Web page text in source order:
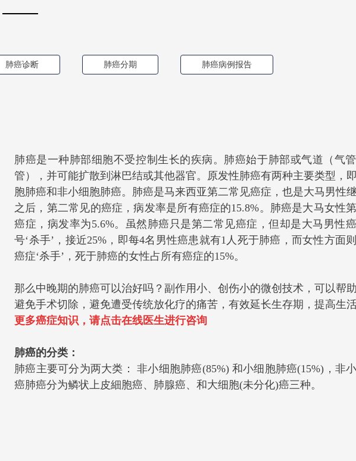
肺癌诊断 肺癌分期 肺癌病例报告
肺癌是一种肺部细胞不受控制生长的疾病。肺癌始于肺部或气道（气
管），并可能扩散到淋巴结或其他器官。原发性肺癌有两种主要类型，
胞肺癌和非小细胞肺癌。肺癌是马来西亚第二常见癌症，也是大马男性
之后，第二常见的癌症，病发率是所有癌症的15.8%。肺癌是大马女性
癌症，病发率为5.6%。虽然肺癌只是第二常见癌症，但却是大马男性
号‘杀手’，接近25%，即每4名男性癌患就有1人死于肺癌，而女性方面
癌症‘杀手’，死于肺癌的女性占所有癌症的15%。
那么中晚期的肺癌可以治好吗？副作用小、创伤小的微创技术，可以帮
避免手术切除，避免遭受传统放化疗的痛苦，有效延长生存期，提高生
更多癌症知识，请点击在线医生进行咨询
肺癌的分类：
肺癌主要可分为两大类： 非小细胞肺癌(85%) 和小细胞肺癌(15%)，非
癌肺癌分为鳞状上皮細胞癌、肺腺癌、和大细胞(未分化)癌三种。